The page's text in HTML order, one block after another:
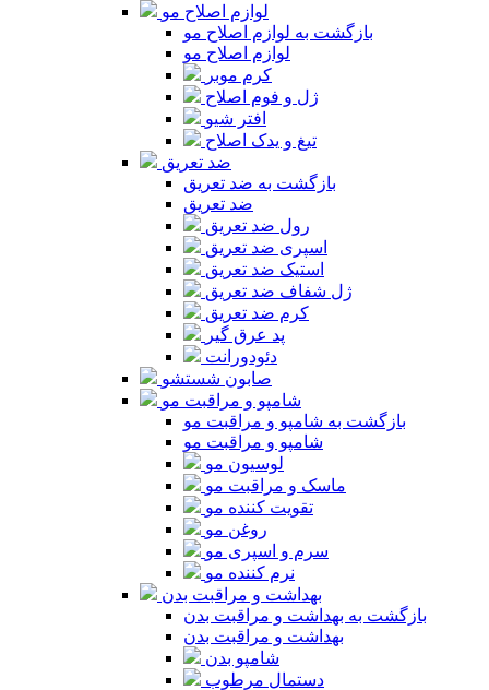
لوازم اصلاح مو
بازگشت به لوازم اصلاح مو
لوازم اصلاح مو
کرم موبر
ژل و فوم اصلاح
افتر شیو
تیغ و یدک اصلاح
ضد تعریق
بازگشت به ضد تعریق
ضد تعریق
رول ضد تعریق
اسپری ضد تعریق
استیک ضد تعریق
ژل شفاف ضد تعریق
کرم ضد تعریق
پد عرق گیر
دئودورانت
صابون شستشو
شامپو و مراقبت مو
بازگشت به شامپو و مراقبت مو
شامپو و مراقبت مو
لوسیون مو
ماسک و مراقبت مو
تقویت کننده مو
روغن مو
سرم و اسپری مو
نرم کننده مو
بهداشت و مراقبت بدن
بازگشت به بهداشت و مراقبت بدن
بهداشت و مراقبت بدن
شامپو بدن
دستمال مرطوب